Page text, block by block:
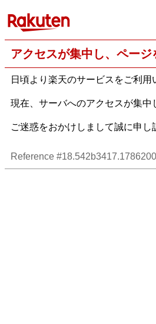
アクセスが集中し、ペー
日頃より楽天のサービスをご利用
現在、サーバへのアクセスが集中
ご迷惑をおかけしまして誠に申
Reference